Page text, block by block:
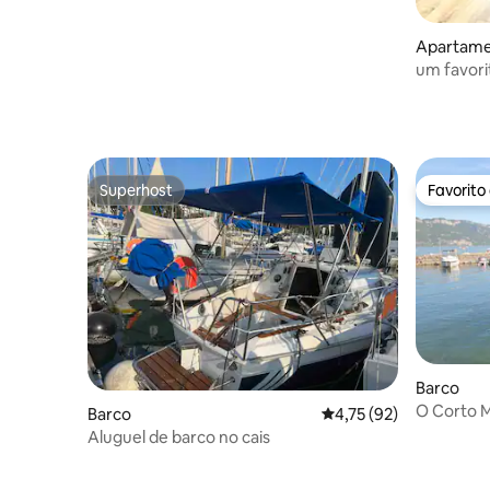
um
Superhost
Superhost
Barco Classificação média
4,75 (92)
Aluguel de barco no cais
Favorito
Favorito
Barco
O Corto